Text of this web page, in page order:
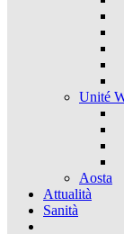
Unité
Aosta
Attualità
Sanità